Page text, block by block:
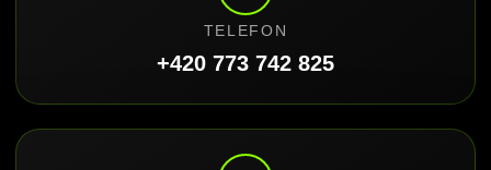
TELEFON
+420 773 742 825